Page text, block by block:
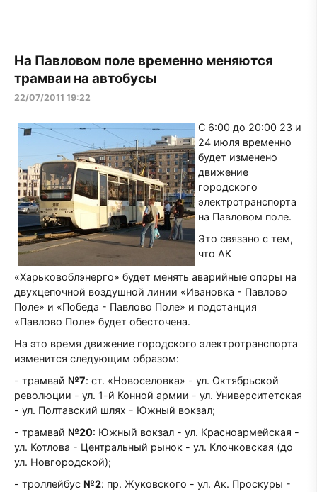
На Павловом поле временно меняются
трамваи на автобусы
22/07/2011 19:22
С 6:00 до 20:00 23 и
24 июля временно
будет изменено
движение
городского
электротранспорта
на Павловом поле.
Это связано с тем,
что АК
«Харьковоблэнерго» будет менять аварийные опоры на
двухцепочной воздушной линии «Ивановка - Павлово
Поле» и «Победа - Павлово Поле» и подстанция
«Павлово Поле» будет обесточена.
На это время движение городского электротранспорта
изменится следующим образом:
- трамвай №7: ст. «Новоселовка» - ул. Октябрьской
революции - ул. 1-й Конной армии - ул. Университетская
- ул. Полтавский шлях - Южный вокзал;
- трамвай №20: Южный вокзал - ул. Красноармейская -
ул. Котлова - Центральный рынок - ул. Клочковская (до
ул. Новгородской);
- троллейбус №2: пр. Жуковского - ул. Ак. Проскуры -